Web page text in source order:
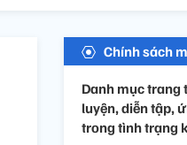
Chính sách
Danh mục trang
luyện, diễn tập,
trong tình trạng